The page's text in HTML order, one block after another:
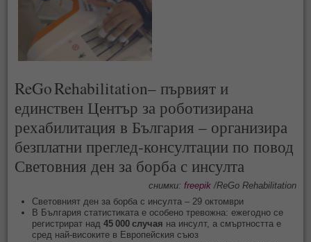
ReGo Rehabilitation– първият и
единствен Център за роботизирана
рехабилитация в България – организира
безплатни преглед‑консултации по повод
Световния ден за борба с инсулта
снимки: freepik /ReGo Rehabilitation
Световният ден за борба с инсулта – 29 октомври
В България статистиката е особено тревожна: ежегодно се
регистрират над45 000 случая на инсулт, а смъртността е
сред най‑високите в Европейския съюз